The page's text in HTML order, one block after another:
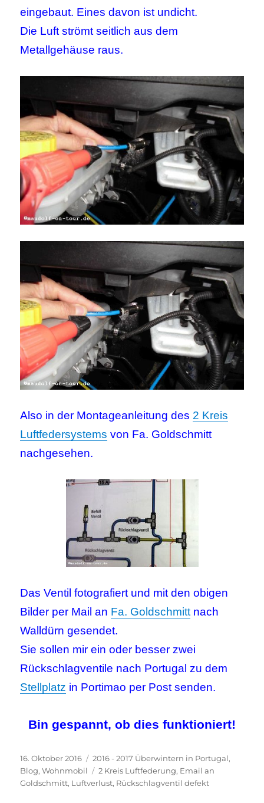
eingebaut. Eines davon ist undicht.
Die Luft strömt seitlich aus dem
Metallgehäuse raus.
Also in der Montageanleitung des 2 Kreis
Luftfedersystems von Fa. Goldschmitt
nachgesehen.
Das Ventil fotografiert und mit den obigen
Bilder per Mail an Fa. Goldschmittnach
Walldürn gesendet.
Sie sollen mir ein oder besser zwei
Rückschlagventile nach Portugal zu dem
Stellplatz in Portimao per Post senden.
Bin gespannt, ob dies funktioniert!
Veröffentlicht
am
16. Oktober 2016 Kategorien
2016 - 2017 Überwintern in Portugal,
Blog,Wohnmobil Schlagwörter
2 Kreis Luftfederung, Email an
Goldschmitt, Luftverlust, Rückschlagventil defekt